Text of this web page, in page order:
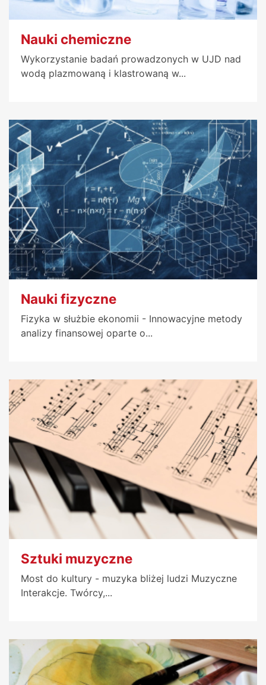
Nauki chemiczne
Wykorzystanie badań prowadzonych w UJD nad
wodą plazmowaną i klastrowaną w...
Nauki fizyczne
Fizyka w służbie ekonomii - Innowacyjne metody
analizy finansowej oparte o...
Sztuki muzyczne
Most do kultury - muzyka bliżej ludzi Muzyczne
Interakcje. Twórcy,...